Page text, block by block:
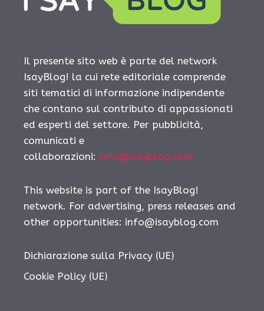
Il presente sito web è parte del network
IsayBlog! la cui rete editoriale comprende
siti tematici di informazione indipendente
che contano sul contributo di appassionati
ed esperti del settore. Per pubblicità,
comunicati e
collaborazioni: info@isayblog.com
This website is part of the IsayBlog!
network. For advertising, press releases and
other opportunities: info@isayblog.com
Dichiarazione sulla Privacy (UE)
Cookie Policy (UE)